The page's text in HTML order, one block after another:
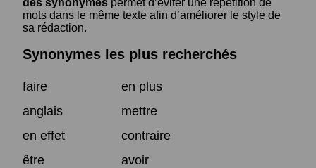
des synonymes permet d’éviter une répétition de
mots dans le même texte afin d’améliorer le style de
sa rédaction.
Synonymes les plus recherchés
faire
en plus
anglais
mettre
en effet
contraire
être
avoir